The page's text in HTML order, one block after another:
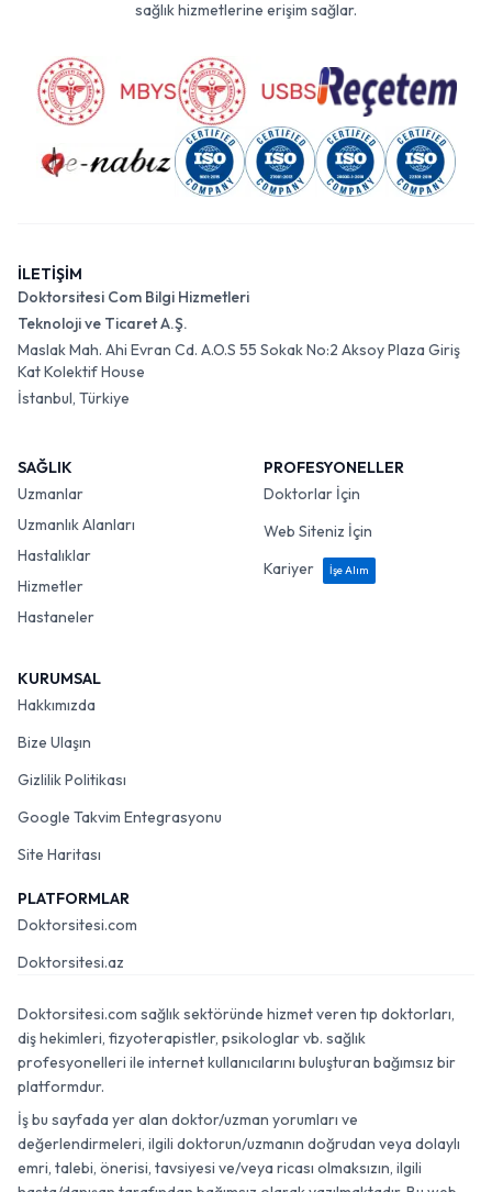
sağlık hizmetlerine erişim sağlar.
İLETİŞİM
Doktorsitesi Com Bilgi Hizmetleri
Teknoloji ve Ticaret A.Ş.
Maslak Mah. Ahi Evran Cd. A.O.S 55 Sokak No:2 Aksoy Plaza Giriş
Kat Kolektif House
İstanbul, Türkiye
SAĞLIK
Uzmanlar
Uzmanlık Alanları
Hastalıklar
Hizmetler
Hastaneler
PROFESYONELLER
Doktorlar İçin
Web Siteniz İçin
Kariyer
İşe Alım
KURUMSAL
Hakkımızda
Bize Ulaşın
Gizlilik Politikası
Google Takvim Entegrasyonu
Site Haritası
PLATFORMLAR
Doktorsitesi.com
Doktorsitesi.az
Doktorsitesi.com sağlık sektöründe hizmet veren tıp doktorları,
diş hekimleri, fizyoterapistler, psikologlar vb. sağlık
profesyonelleri ile internet kullanıcılarını buluşturan bağımsız bir
platformdur.
İş bu sayfada yer alan doktor/uzman yorumları ve
değerlendirmeleri, ilgili doktorun/uzmanın doğrudan veya dolaylı
emri, talebi, önerisi, tavsiyesi ve/veya ricası olmaksızın, ilgili